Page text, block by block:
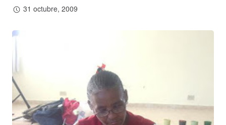
31 octubre, 2009